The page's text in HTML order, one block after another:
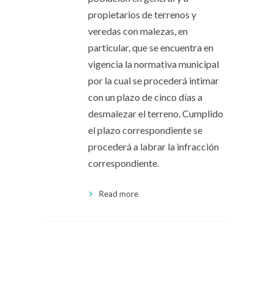
propietarios de terrenos y
veredas con malezas, en
particular, que se encuentra en
vigencia la normativa municipal
por la cual se procederá intimar
con un plazo de cinco días a
desmalezar el terreno. Cumplido
el plazo correspondiente se
procederá a labrar la infracción
correspondiente.
Read more